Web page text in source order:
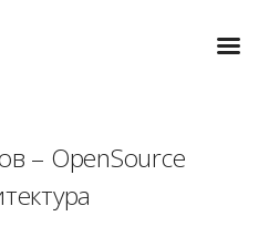
Сферы
– OpenSource